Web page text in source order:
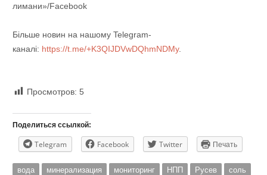
лимани»/Facebook
Більше новин на нашому Telegram-
каналі: https://t.me/+K3QIJDVwDQhmNDMy.
Просмотров: 5
Поделиться ссылкой:
Telegram Facebook Twitter Печать
вода минерализация мониторинг НПП Русев
соль